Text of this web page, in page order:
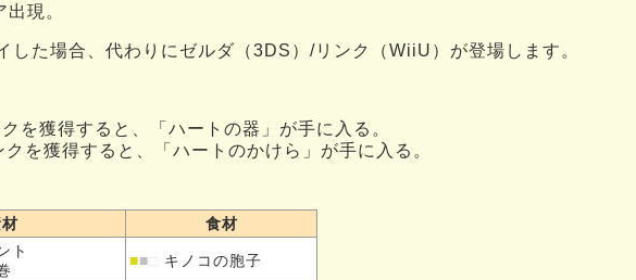
現。
した場合、代わりにゼルダ（3DS）/リンク（WiiU）が登場します。
を獲得すると、「ハートの器」が手に入る。
を獲得すると、「ハートのかけら」が手に入る。
食材
ト
■■ キノコの胞子